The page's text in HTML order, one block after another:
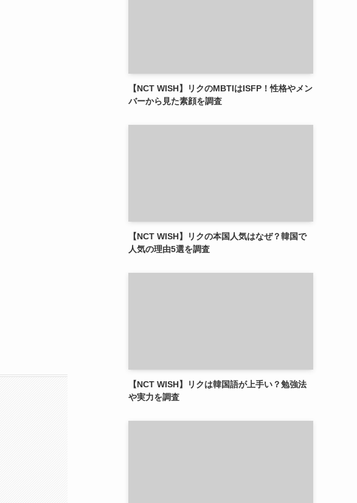
【NCT WISH】リクのMBTIはISFP！性格やメン
バーから見た素顔を調査
【NCT WISH】リクの本国人気はなぜ？韓国で
人気の理由5選を調査
【NCT WISH】リクは韓国語が上手い？勉強法
や実力を調査